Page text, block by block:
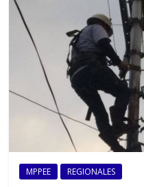
MPPEE REGIONALES